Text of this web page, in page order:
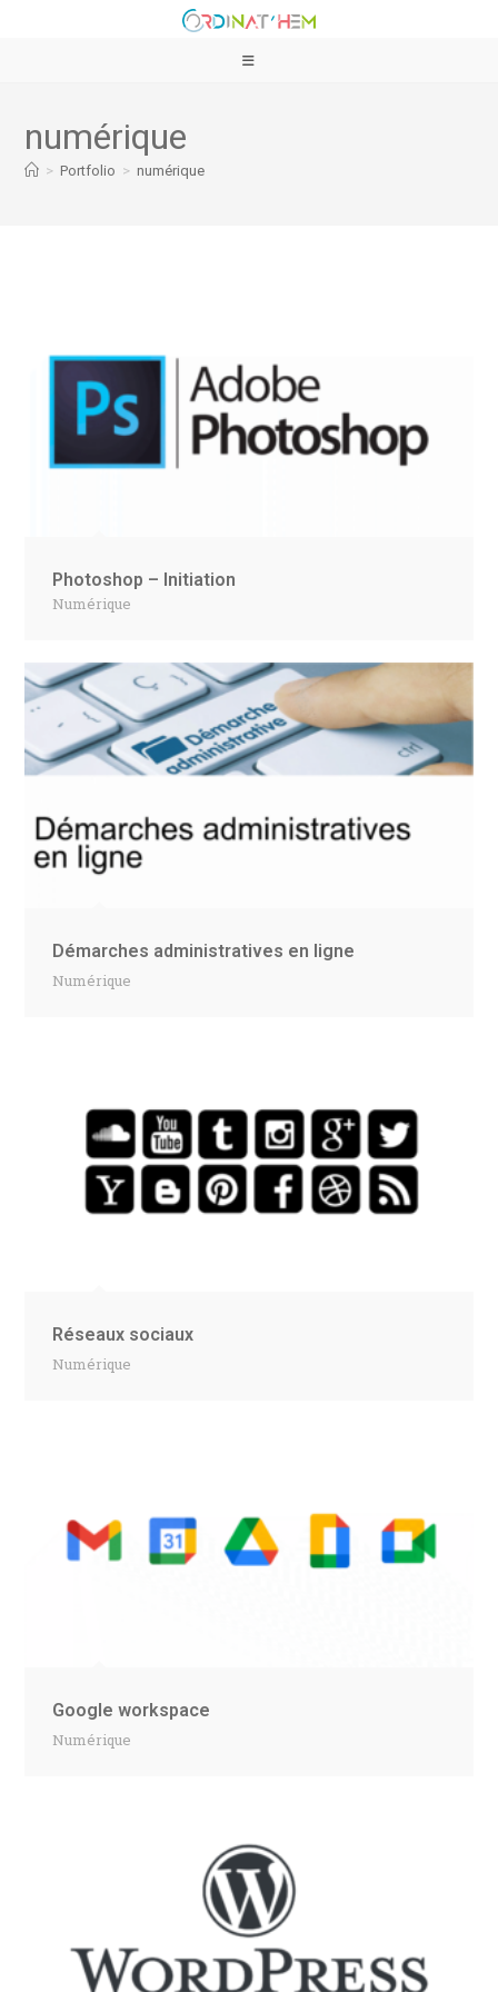
numérique
> Portfolio > numérique
Photoshop – Initiation
Numérique
Démarches administratives en ligne
Numérique
Réseaux sociaux
Numérique
Google workspace
Numérique